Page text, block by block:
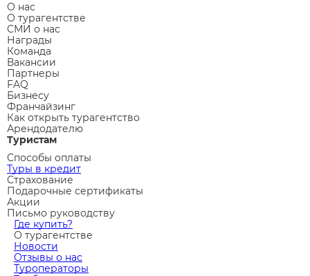
О нас
О турагентстве
СМИ о нас
Награды
Команда
Вакансии
Партнеры
FAQ
Бизнесу
Франчайзинг
Как открыть турагентство
Арендодателю
Туристам
Способы оплаты
Туры в кредит
Страхование
Подарочные сертификаты
Акции
Письмо руководству
Где купить?
О турагентстве
Новости
Отзывы о нас
Туроператоры